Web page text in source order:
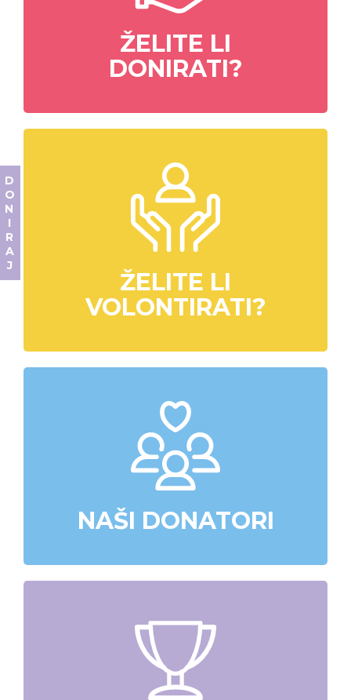
ŽELITE LI
DONIRATI?
ŽELITE LI
VOLONTIRATI?
NAŠI DONATORI
DONIRAJ